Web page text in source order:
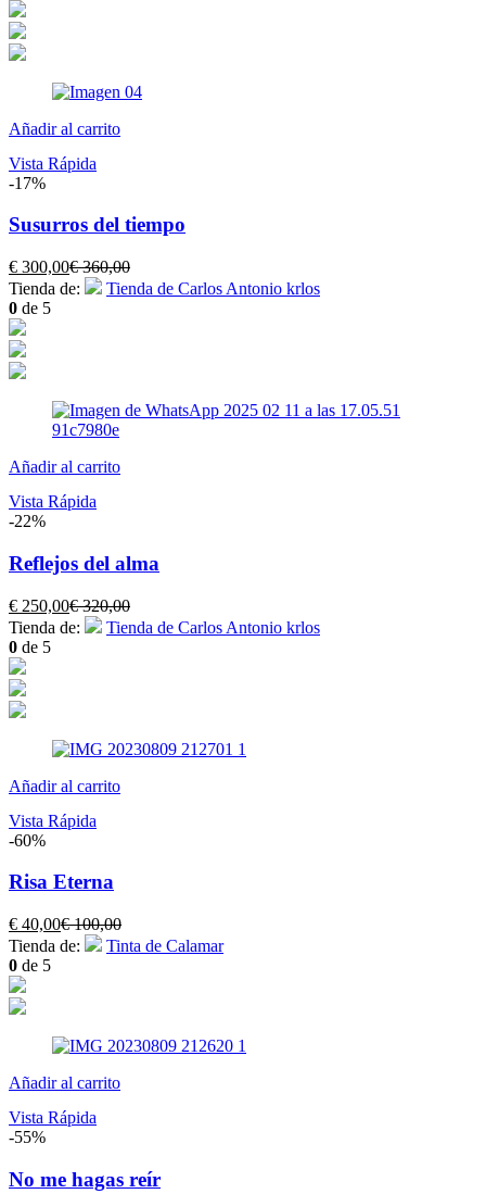
Añadir al carrito
Vista Rápida
-17%
Susurros del tiempo
€ 300,00El
precio
€360,00El
precio
Tienda de:
Tienda de Carlos Antonio krlos
0 de 5
Añadir al carrito
Vista Rápida
-22%
Reflejos del alma
€ 250,00El
precio
€320,00El
precio
Tienda de:
Tienda de Carlos Antonio krlos
0 de 5
Añadir al carrito
Vista Rápida
-60%
Risa Eterna
€ 40,00El
precio
€100,00El
precio
Tienda de:
Tinta de Calamar
0 de 5
Añadir al carrito
Vista Rápida
-55%
No me hagas reír